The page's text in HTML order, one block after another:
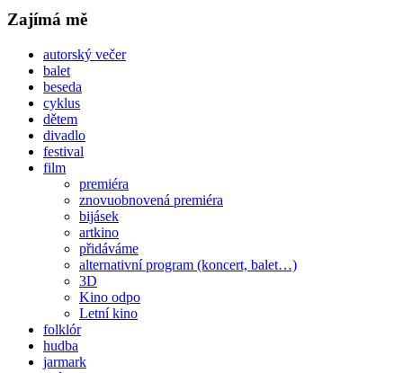
Zajímá mě
autorský večer
balet
beseda
cyklus
dětem
divadlo
festival
film
premiéra
znovuobnovená premiéra
bijásek
artkino
přidáváme
alternativní program (koncert, balet…)
3D
Kino odpo
Letní kino
folklór
hudba
jarmark